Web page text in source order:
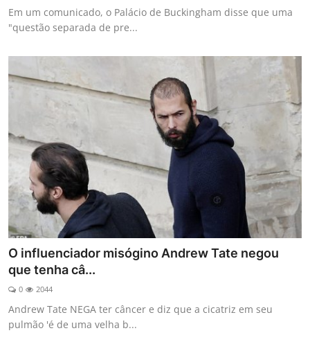
Em um comunicado, o Palácio de Buckingham disse que uma
"questão separada de pre...
O influenciador misógino Andrew Tate negou
que tenha câ...
0 2044
Andrew Tate NEGA ter câncer e diz que a cicatriz em seu
pulmão 'é de uma velha b...